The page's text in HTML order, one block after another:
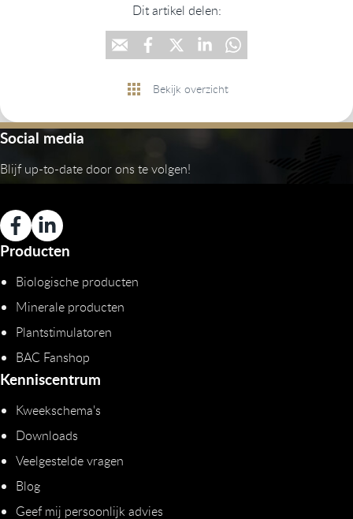
Dit artikel delen:
Bekijk overzicht
Social media
Blijf up-to-date door ons te volgen!
Producten
Biologische producten
Minerale producten
Plantstimulatoren
BAC Fanshop
Kenniscentrum
Kweekschema's
Downloads
Veelgestelde vragen
Blog
Geef mij persoonlijk advies